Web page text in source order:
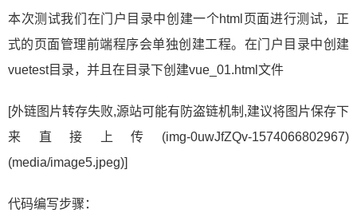
本次测试我们在门户目录中创建一个html页面进行测试，正
式的页面管理前端程序会单独创建工程。在门户目录中创建
vuetest目录，并且在目录下创建vue_01.html文件
[外链图片转存失败,源站可能有防盗链机制,建议将图片保存下
来直接上传(img-0uwJfZQv-1574066802967)
(media/image5.jpeg)]
代码编写步骤：